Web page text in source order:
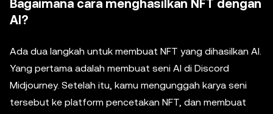
Bagaimana cara menghasilkan NFT dengan
AI?
Ada dua langkah untuk membuat NFT yang dihasilkan AI.
Yang pertama adalah membuat seni AI di Discord
Midjourney. Setelah itu, kamu mengunggah karya seni
tersebut ke platform pencetakan NFT, dan membuat